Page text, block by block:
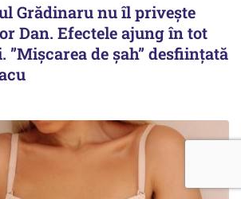
Grădinaru nu îl privește
Dan. Efectele ajung în tot
de șah” desființată